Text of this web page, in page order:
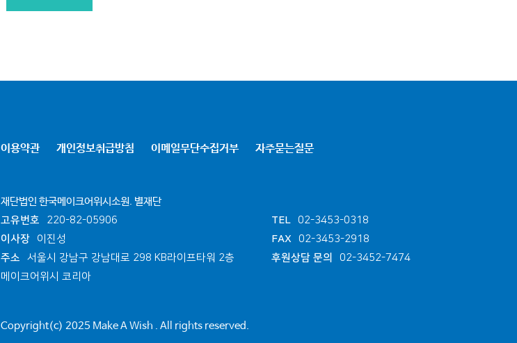
이용약관 개인정보취급방침 이메일무단수집거부 자주묻는질문
재단법인 한국메이크어위시소원. 별재단
고유번호
220-82-05906
이사장
이진성
주소
서울시 강남구 강남대로 298 KB라이프타워 2층
메이크어위시 코리아
TEL
02-3453-0318
FAX
02-3453-2918
후원상담 문의
02-3452-7474
Copyright(c) 2025 Make A Wish . All rights reserved.